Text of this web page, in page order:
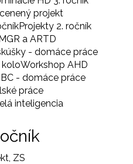
projekt
Projekty 2. ročník
a ARTD
- domáce práce
koloWorkshop AHD
- domáce práce
práce
inteligencia
ZS